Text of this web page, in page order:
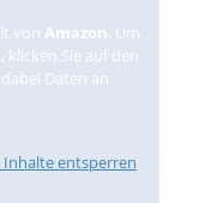
von Amazon. Um
Sie auf den
Daten an
Inhalte entsperren